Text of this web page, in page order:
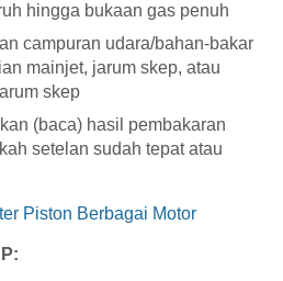
hingga bukaan gas penuh
campuran udara/bahan-bakar
mainjet, jarum skep, atau
skep
(baca) hasil pembakaran
setelan sudah tepat atau
Piston Berbagai Motor